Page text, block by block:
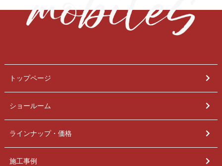
トップページ
ショールーム
ラインナップ・価格
施工事例